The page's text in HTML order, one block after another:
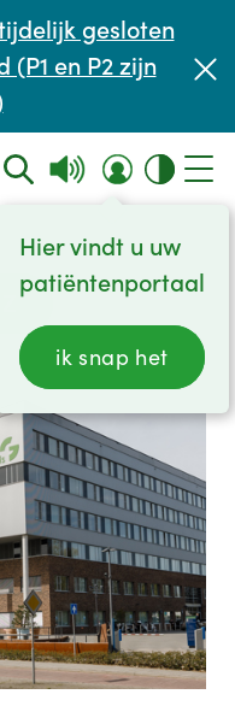
gesloten
(P1 en P2 zijn
Hier vindt u uw
patiëntenportaal
ik snap het